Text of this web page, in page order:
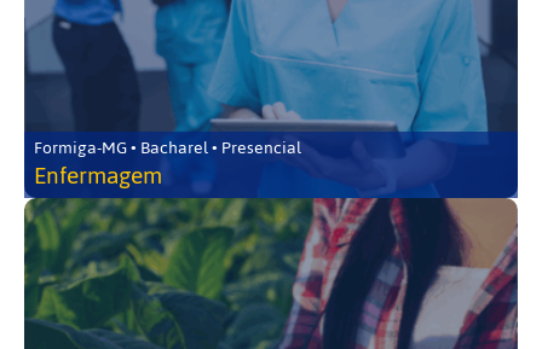
Formiga-MG • Bacharel • Presencial
Enfermagem